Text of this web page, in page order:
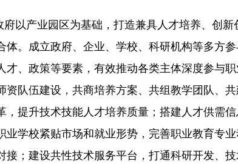
府以产业园区为基础，打造兼具人才培养、创
体。成立政府、企业、学校、科研机构等多方
才、政策等要素，有效推动各类主体深度参与
资队伍建设，共商培养方案、共组教学团队、
，提升技术技能人才培养质量；搭建人才供需
业学校紧贴市场和就业形势，完善职业教育专
接；建设共性技术服务平台，打通科研开发、